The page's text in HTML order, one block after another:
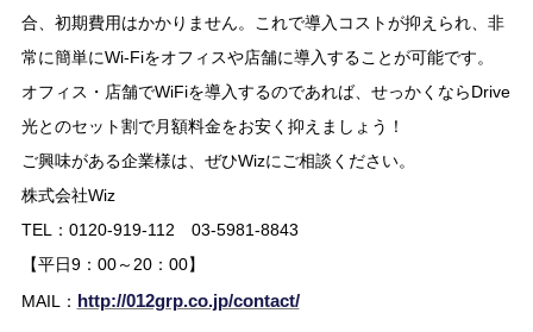
合、初期費用はかかりません。これで導入コストが抑えられ、非
常に簡単にWi-Fiをオフィスや店舗に導入することが可能です。
オフィス・店舗でWiFiを導入するのであれば、せっかくならDrive
光とのセット割で月額料金をお安く抑えましょう！
ご興味がある企業様は、ぜひWizにご相談ください。
株式会社Wiz
TEL：0120-919-112 03-5981-8843
【平日9：00～20：00】
MAIL： http://012grp.co.jp/contact/